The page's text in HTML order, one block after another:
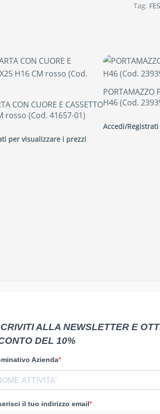
Tag:
CON CUORE E CASSETTO
rosso (Cod. 41657-01)
per visualizzare i prezzi
PORTAMAZZO
H46 (Cod.
Accedi/